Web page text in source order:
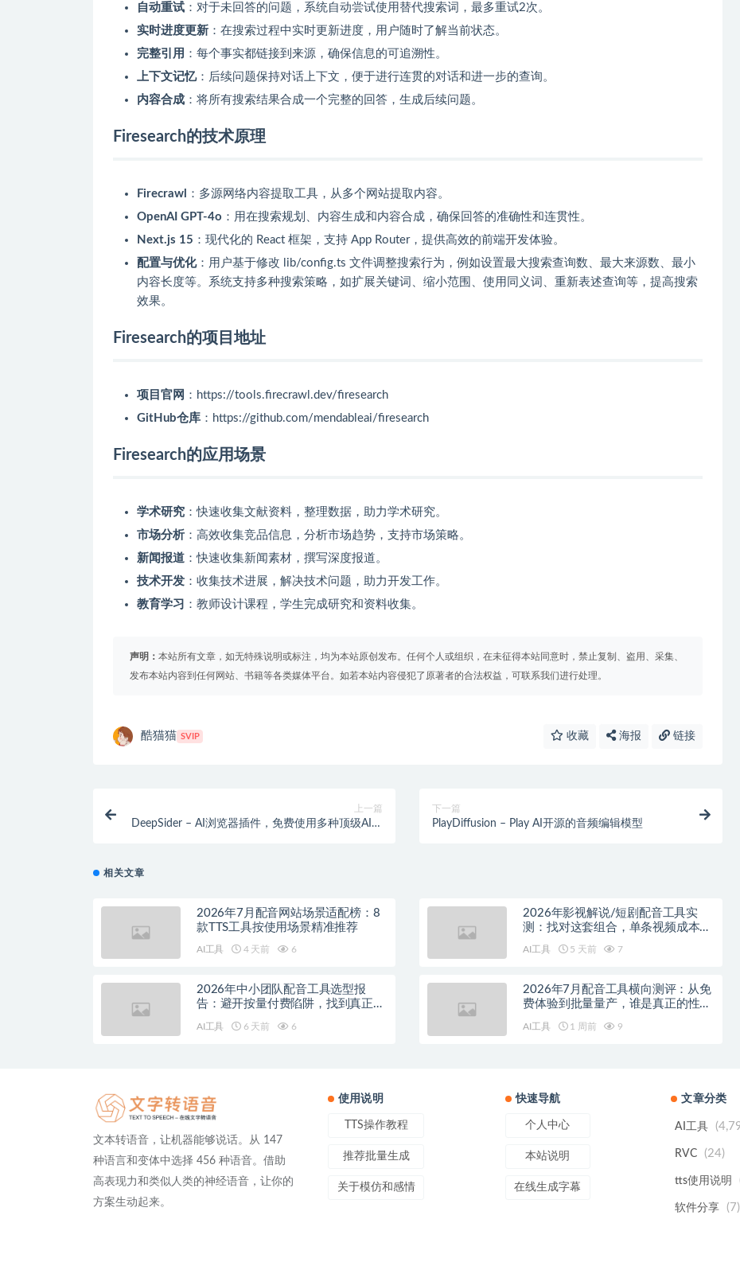
自动重试 ：对于未回答的问题，系统自动尝试使用替代搜索词，最多重试2次。
实时进度更新 ：在搜索过程中实时更新进度，用户随时了解当前状态。
完整引用 ：每个事实都链接到来源，确保信息的可追溯性。
上下文记忆：后续问题保持对话上下文，便于进行连贯的对话和进一步的查询。
内容合成 ：将所有搜索结果合成一个完整的回答，生成后续问题。
Firesearch的技术原理
Firecrawl
：多源网络内容提取工具，从多个网站提取内容。
OpenAI GPT-4o ：用在搜索规划、内容生成和内容合成，确保回答的准确性和连贯性。
Next.js 15 ：现代化的 React 框架，支持 App Router，提供高效的前端开发体验。
配置与优化：用户基于修改 lib/config.ts 文件调整搜索行为，例如设置最大搜索查询数、最大来源数、最小
内容长度等。系统支持多种搜索策略，如扩展关键词、缩小范围、使用同义词、重新表述查询等，提高搜索
效果。
Firesearch的项目地址
项目官网 ：https://tools.firecrawl.dev/firesearch
GitHub仓库 ：https://github.com/mendableai/firesearch
Firesearch的应用场景
学术研究 ：快速收集文献资料，整理数据，助力学术研究。
市场分析 ：高效收集竞品信息，分析市场趋势，支持市场策略。
新闻报道 ：快速收集新闻素材，撰写深度报道。
技术开发 ：收集技术进展，解决技术问题，助力开发工作。
教育学习 ：教师设计课程，学生完成研究和资料收集。
声明： 本站所有文章，如无特殊说明或标注，均为本站原创发布。任何个人或组织，在未征得本站同意时，禁止复制、盗用、采集、
发布本站内容到任何网站、书籍等各类媒体平台。如若本站内容侵犯了原著者的合法权益，可联系我们进行处理。
酷猫猫 SVIP 收藏 海报 链接
上一篇
DeepSider – AI浏览器插件，免费使用多种顶级AI模
下一篇
PlayDiffusion – Play AI开源的音频编辑模型
相关文章
2026年7月配音网站场景适配榜：8
款TTS工具按使用场景精准推荐
AI工具 4 天前 6
2026年影视解说/短剧配音工具实
测：找对这套组合，单条视频成本直
AI工具 5 天前 7
2026年中小团队配音工具选型报
告：避开按量付费陷阱，找到真正的
AI工具 6 天前 6
2026年7月配音工具横向测评：从免
费体验到批量量产，谁是真正的性价
AI工具 1 周前 9
文本转语音，让机器能够说话。从 147
种语言和变体中选择 456 种语音。借助
高表现力和类似人类的神经语音，让你的
方案生动起来。
使用说明
TTS操作教程
推荐批量生成
关于模仿和感情
快速导航
个人中心
本站说明
在线生成字幕
文章分类
AI工具
RVC (24)
tts使用说明
软件分享 (7)